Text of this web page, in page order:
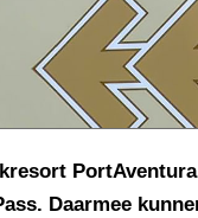
Daarmee